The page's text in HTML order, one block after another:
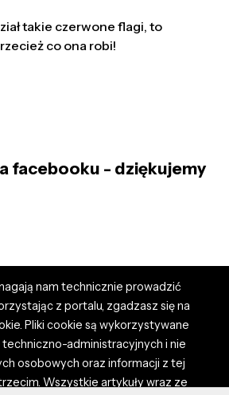
takie czerwone flagi, to
co ona robi!
facebooku - dziękujemy
nam technicznie prowadzić
z portalu, zgadzasz się na
Pliki cookie są wykorzystywane
techniczno-administracyjnych i nie
osobowych oraz informacji z tej
Wszystkie artykuły wraz ze